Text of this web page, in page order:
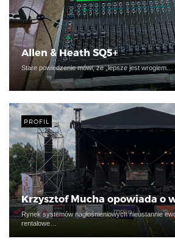
Allen & Heath SQ5+
Stare powiedzenie mówi, że „lepsze jest wrogiem…
PROFIL
Krzysztof Mucha opowiada o
Rynek systemów nagłośnieniowych nieustannie
rentalowe…